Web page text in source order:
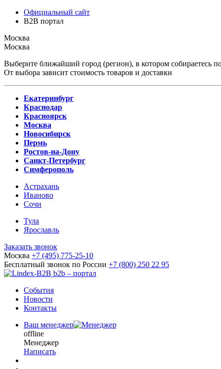
Официальный сайт
B2B портал
Москва
Москва
Выберите ближайший город (регион), в котором собираетесь
От выбора зависит стоимость товаров и доставки
Екатеринбург
Краснодар
Красноярск
Москва
Новосибирск
Пермь
Ростов-на-Дону
Санкт-Петербург
Симферополь
Астрахань
Иваново
Сочи
Тула
Ярославль
Заказать звонок
Москва +7 (495) 775-25-10
Бесплатный звонок по России +7 (800) 250 22 95
b2b – портал
События
Новости
Контакты
Ваш менеджер
offline
Менеджер
Написать